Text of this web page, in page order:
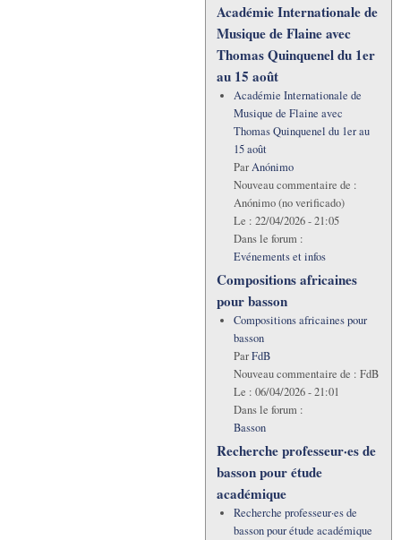
Académie Internationale de
Musique de Flaine avec
Thomas Quinquenel du 1er
au 15 août
Académie Internationale de
Musique de Flaine avec
Thomas Quinquenel du 1er au
15 août
ParAnónimo
Nouveau commentaire de :
Anónimo (no verificado)
Le : 22/04/2026 - 21:05
Dans le forum :
Evénements et infos
Compositions africaines
pour basson
Compositions africaines pour
basson
ParFdB
Nouveau commentaire de : FdB
Le : 06/04/2026 - 21:01
Dans le forum :
Basson
Recherche professeur·es de
basson pour étude
académique
Recherche professeur·es de
basson pour étude académique